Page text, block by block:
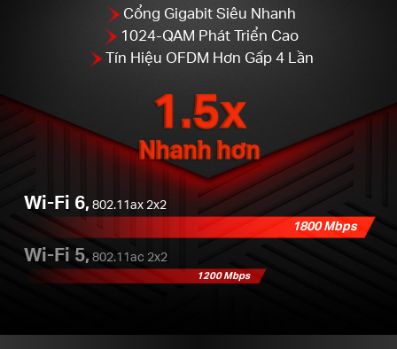
1.5x
Nhanh hơn
Wi-Fi 6, 802.11ax 2x2
Wi-Fi 5, 802.11ac 2x2
1800 Mbps
1200 Mbps
Cổng Gigabit Siêu Nhanh
1024-QAM Phát Triển Cao
Tín Hiệu OFDM Hơn Gấp 4 Lần